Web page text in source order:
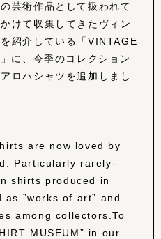
芸術作品として扱われて
けて収集してきたヴィン
紹介している「VINTAGE
に、今季のコレクション
ロハシャツを追加しまし
are now loved by
Particularly rarely-
shirts produced in
”works of art” and
among collectors.To
MUSEUM” in our